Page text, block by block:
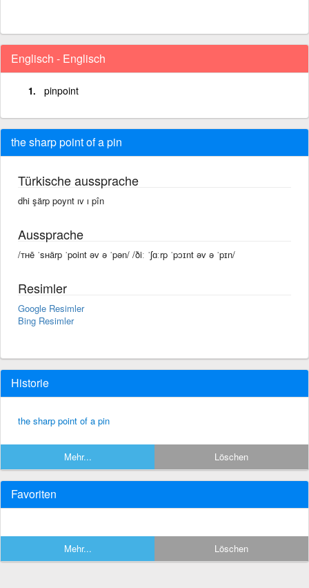
Englisch - Englisch
pinpoint
the sharp point of a pin
Türkische aussprache
dhi şärp poynt ıv ı pîn
Aussprache
/ᴛʜē ˈsʜärp ˈpoint əv ə ˈpən/ /ðiː ˈʃɑːrp ˈpɔɪnt əv ə ˈpɪn/
Resimler
Google Resimler
Bing Resimler
Historie
the sharp point of a pin
Mehr... Löschen
Favoriten
Mehr... Löschen